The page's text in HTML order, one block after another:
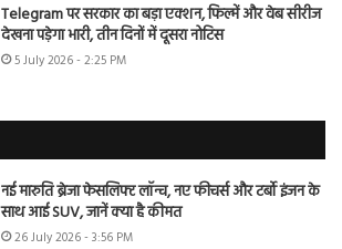
Telegram पर सरकार का बड़ा एक्शन, फिल्में और वेब सीरीज
देखना पड़ेगा भारी, तीन दिनों में दूसरा नोटिस
5 July 2026 - 2:25 PM
नई मारुति ब्रेजा फेसलिफ्ट लॉन्च, नए फीचर्स और टर्बो इंजन के
साथ आई SUV, जानें क्या है कीमत
26 July 2026 - 3:56 PM